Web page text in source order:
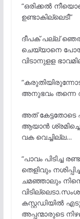
“ഒരിക്കൽ
ഉണ്ടാകില്ലെടീ”
ദീപക് പല്ല്
ചെയ്യാനെ
വിടാനുളള
അനുഭവം തന്നെ
അത് കേട്ടതോടെ
ആയാൻ
വക വെച്ചില്ല…
“പാവം പിടിച്ച
തെളിവും
ചമഞ്ഞാലും
കസ്റ്റഡിയിൽ
അപ്പന്മാരുടെ